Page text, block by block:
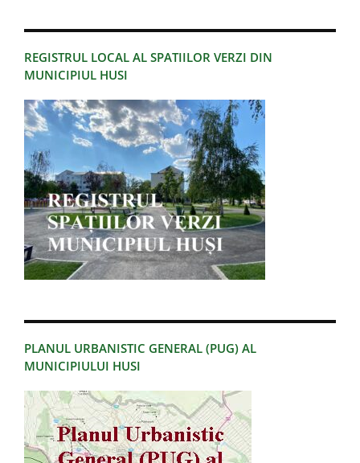
REGISTRUL LOCAL AL SPATIILOR VERZI DIN
MUNICIPIUL HUSI
PLANUL URBANISTIC GENERAL (PUG) AL
MUNICIPIULUI HUSI